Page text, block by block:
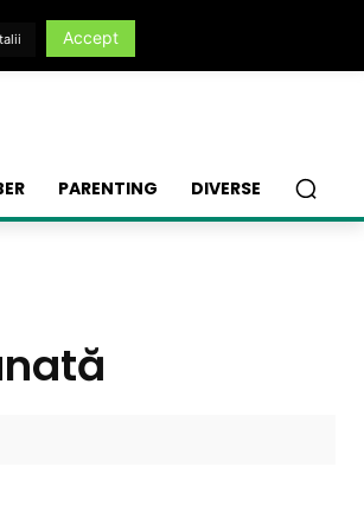
PARENTING DIVERSE
Accept